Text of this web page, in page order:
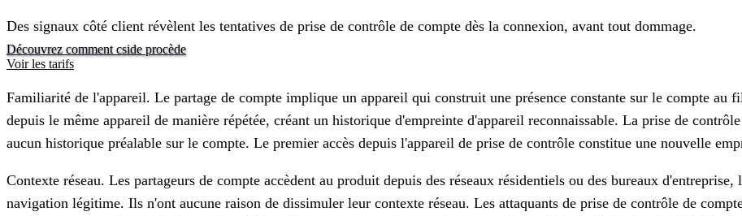
Des signaux côté client révèlent les tentatives de prise de contrôle de compte dès la connexion, avant tout dommage.
Découvrez comment cside procède
Voir les tarifs
Familiarité de l'appareil. Le partage de compte implique un appareil qui construit une présence constante sur le compte au
depuis le même appareil de manière répétée, créant un historique d'empreinte d'appareil reconnaissable. La prise de
aucun historique préalable sur le compte. Le premier accès depuis l'appareil de prise de contrôle constitue une nouvelle
Contexte réseau. Les partageurs de compte accèdent au produit depuis des réseaux résidentiels ou des bureaux
navigation légitime. Ils n'ont aucune raison de dissimuler leur contexte réseau. Les attaquants de prise de contrôle de